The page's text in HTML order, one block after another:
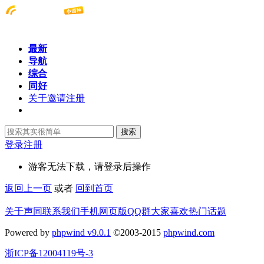
最新
导航
综合
同好
关于邀请注册
搜索
登录注册
游客无法下载，请登录后操作
返回上一页 或者 回到首页
关于声同联系我们手机网页版QQ群大家喜欢热门话题
Powered by phpwind v9.0.1 ©2003-2015 phpwind.com
浙ICP备12004119号-3